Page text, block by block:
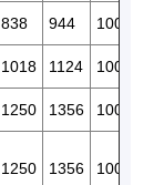
838 944 100
1018 1124 100
1250 1356 100
1250 1356 100